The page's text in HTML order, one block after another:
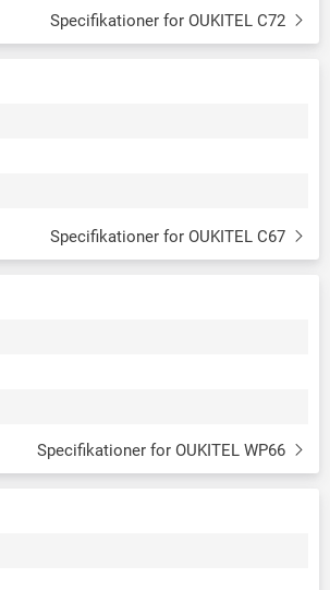
Specifikationer for OUKITEL C72
Specifikationer for OUKITEL C67
Specifikationer for OUKITEL WP66